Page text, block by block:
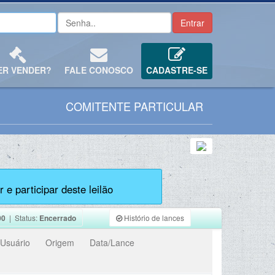
VENDER? FALE CONOSCO CADASTRE-SE
COMITENTE PARTICULAR
e participar deste leilão
| Status:Encerrado Histório de lances
Usuário Origem Data/Lance